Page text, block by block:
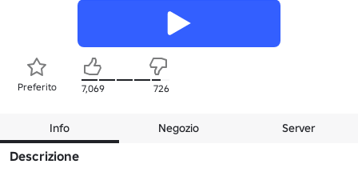
Preferito 7,069 726
Info Negozio Server
Descrizione